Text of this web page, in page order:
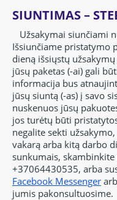
SIUNTIMAS –
Užsakymai siunčiami
Išsiunčiame pristatymo
dieną išsiųstų
jūsų paketas (-ai) gali
informacija bus
jūsų siuntą (-as) į savo
nuskenuos jūsų
jos turėtų būti
negalite sekti
vakarą arba kitą darbo
sunkumais,
+37064430535, arba
Facebook Messenger
jumis pakonsultuosime.